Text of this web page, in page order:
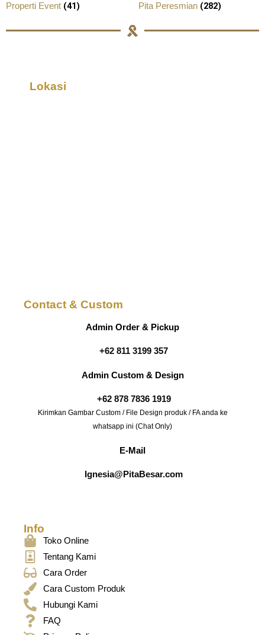
Properti Event (41) Pita Peresmian (282)
Lokasi
Contact & Custom
Admin Order & Pickup
+62 811 3199 357
Admin Custom & Design
+62 878 7836 1919
Kirimkan Gambar Custom / File Design produk / FA anda ke
whatsapp ini (Chat Only)
E-Mail
Ignesia@PitaBesar.com
Info
Toko Online
Tentang Kami
Cara Order
Cara Custom Produk
Hubungi Kami
FAQ